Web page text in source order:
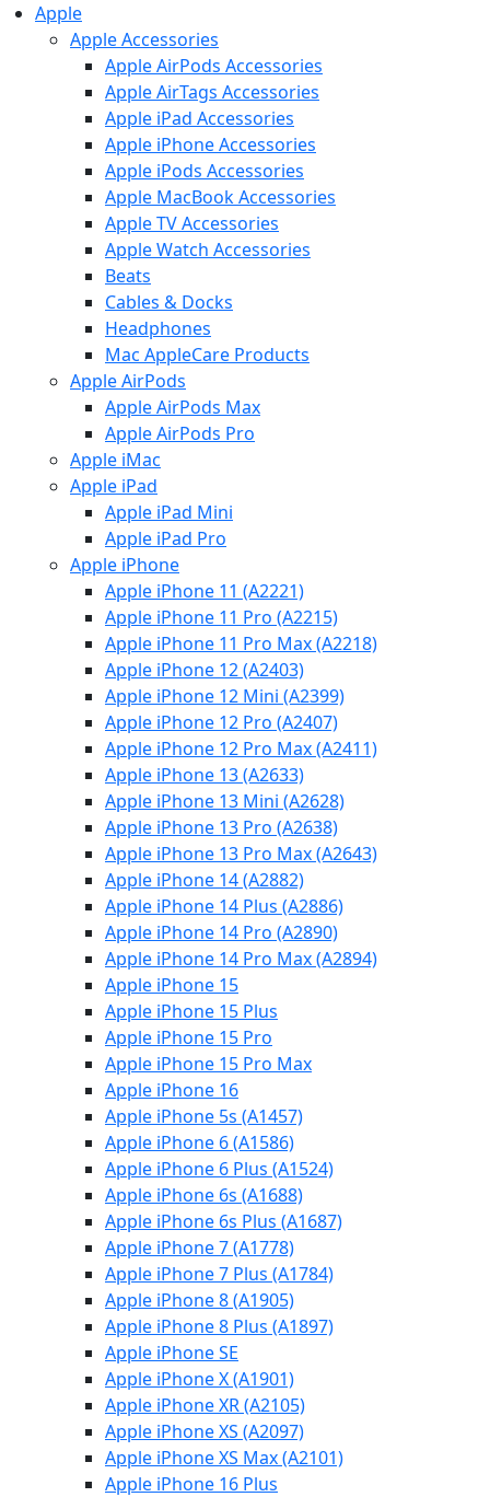
Apple
Apple Accessories
Apple AirPods Accessories
Apple AirTags Accessories
Apple iPad Accessories
Apple iPhone Accessories
Apple iPods Accessories
Apple MacBook Accessories
Apple TV Accessories
Apple Watch Accessories
Beats
Cables & Docks
Headphones
Mac AppleCare Products
Apple AirPods
Apple AirPods Max
Apple AirPods Pro
Apple iMac
Apple iPad
Apple iPad Mini
Apple iPad Pro
Apple iPhone
Apple iPhone 11 (A2221)
Apple iPhone 11 Pro (A2215)
Apple iPhone 11 Pro Max (A2218)
Apple iPhone 12 (A2403)
Apple iPhone 12 Mini (A2399)
Apple iPhone 12 Pro (A2407)
Apple iPhone 12 Pro Max (A2411)
Apple iPhone 13 (A2633)
Apple iPhone 13 Mini (A2628)
Apple iPhone 13 Pro (A2638)
Apple iPhone 13 Pro Max (A2643)
Apple iPhone 14 (A2882)
Apple iPhone 14 Plus (A2886)
Apple iPhone 14 Pro (A2890)
Apple iPhone 14 Pro Max (A2894)
Apple iPhone 15
Apple iPhone 15 Plus
Apple iPhone 15 Pro
Apple iPhone 15 Pro Max
Apple iPhone 16
Apple iPhone 5s (A1457)
Apple iPhone 6 (A1586)
Apple iPhone 6 Plus (A1524)
Apple iPhone 6s (A1688)
Apple iPhone 6s Plus (A1687)
Apple iPhone 7 (A1778)
Apple iPhone 7 Plus (A1784)
Apple iPhone 8 (A1905)
Apple iPhone 8 Plus (A1897)
Apple iPhone SE
Apple iPhone X (A1901)
Apple iPhone XR (A2105)
Apple iPhone XS (A2097)
Apple iPhone XS Max (A2101)
Apple iPhone 16 Plus